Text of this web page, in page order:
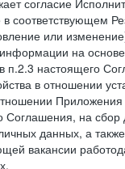
согласие
или
на
настоящего
в отношении
на
данных, а
вакансии